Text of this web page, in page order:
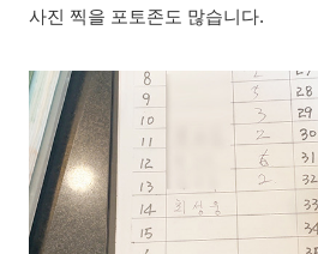
사진 찍을 포토존도 많습니다.